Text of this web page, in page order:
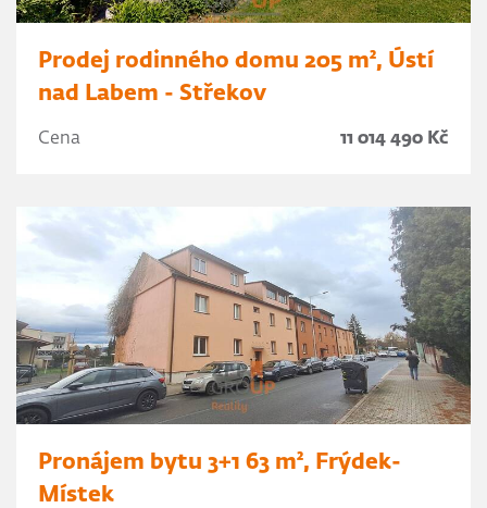
Prodej rodinného domu 205 m², Ústí
nad Labem - Střekov
Cena 11 014 490 Kč
Pronájem bytu 3+1 63 m², Frýdek-
Místek